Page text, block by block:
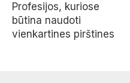
Profesijos, kuriose
būtina naudoti
vienkartines pirštines